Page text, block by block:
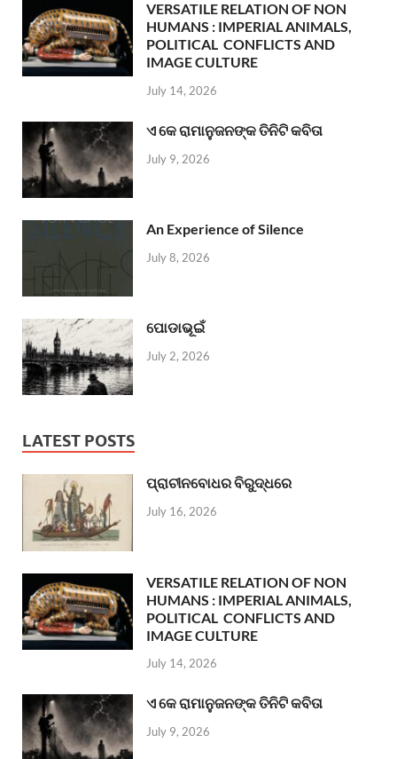
VERSATILE RELATION OF NON
HUMANS : IMPERIAL ANIMALS,
POLITICAL CONFLICTS AND
IMAGE CULTURE
July 14, 2026
ଏ କେ ରାମାନୁଜନଙ୍କ ତିନିଟି କବିତା
July 9, 2026
An Experience of Silence
July 8, 2026
ପୋଡାଭୂଇଁ
July 2, 2026
LATEST POSTS
ପ୍ରାଚୀନବୋଧର ବିରୁଦ୍ଧରେ
July 16, 2026
VERSATILE RELATION OF NON
HUMANS : IMPERIAL ANIMALS,
POLITICAL CONFLICTS AND
IMAGE CULTURE
July 14, 2026
ଏ କେ ରାମାନୁଜନଙ୍କ ତିନିଟି କବିତା
July 9, 2026